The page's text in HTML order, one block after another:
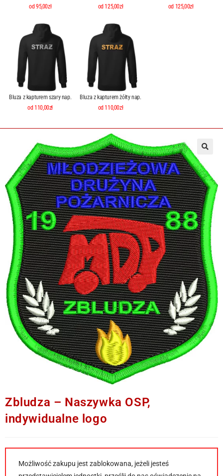
od 95,00zł
od 125,00zł
od 125,00zł
Bluza z kapturem szary nap.
od 110,00zł
Bluza z kapturem żółty nap.
od 110,00zł
Zbludza – Naszywka OSP,
indywidualne logo
Możliwość zakupu jest zablokowana, jeżeli jesteś